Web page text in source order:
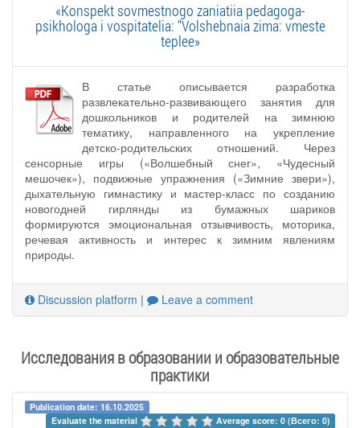
«Konspekt sovmestnogo zaniatiia pedagoga-
psikhologa i vospitatelia: "Volshebnaia zima: vmeste
teplee»
В статье описывается разработка
развлекательно-развивающего занятия для
дошкольников и родителей на зимнюю
тематику, направленного на укрепление
детско-родительских отношений. Через
сенсорные игры («Волшебный снег», «Чудесный
мешочек»), подвижные упражнения («Зимние звери»),
дыхательную гимнастику и мастер-класс по созданию
новогодней гирлянды из бумажных шариков
формируются эмоциональная отзывчивость, моторика,
речевая активность и интерес к зимним явлениям
природы.
Discussion platform | Leave a comment
Исследования в образовании и образовательные
практики
Publication date: 16.10.2025
Evaluate the material
Average score: 0 (Всего: 0)